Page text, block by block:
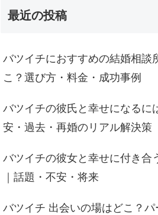
最近の投稿
バツイチにおすすめの結婚相談
こ？選び方・料金・成功事例
バツイチの彼氏と幸せになるに
安・過去・再婚のリアル解決策
バツイチの彼女と幸せに付き合
｜話題・不安・将来
バツイチ 出会いの場はどこ？パ